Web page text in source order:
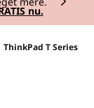
nu.
ThinkPad T Series